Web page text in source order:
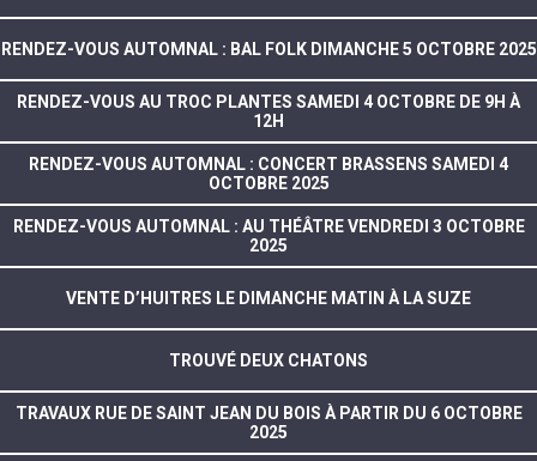
RENDEZ-VOUS AUTOMNAL : BAL FOLK DIMANCHE 5 OCTOBRE 2025
RENDEZ-VOUS AU TROC PLANTES SAMEDI 4 OCTOBRE DE 9H À
12H
RENDEZ-VOUS AUTOMNAL : CONCERT BRASSENS SAMEDI 4
OCTOBRE 2025
RENDEZ-VOUS AUTOMNAL : AU THÉÂTRE VENDREDI 3 OCTOBRE
2025
VENTE D’HUITRES LE DIMANCHE MATIN À LA SUZE
TROUVÉ DEUX CHATONS
TRAVAUX RUE DE SAINT JEAN DU BOIS À PARTIR DU 6 OCTOBRE
2025